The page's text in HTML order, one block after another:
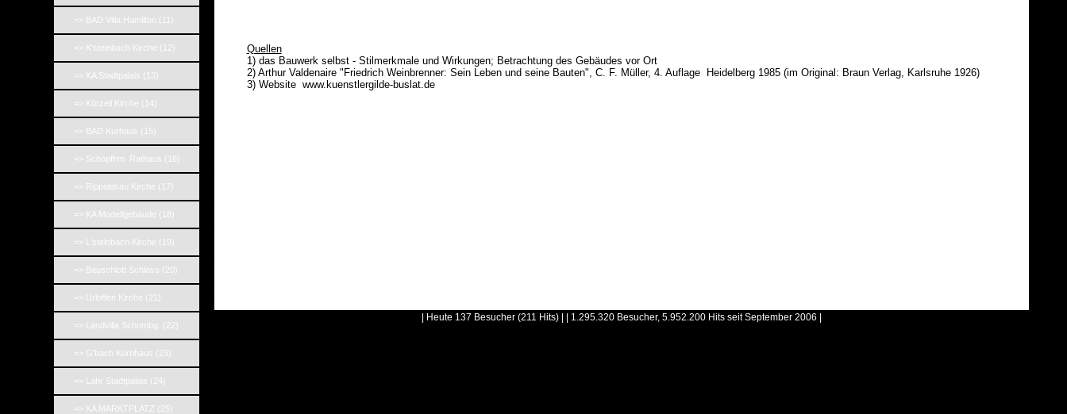
=> BAD Villa Hamilton (11)
=> K'steinbach Kirche (12)
=> KA Stadtpalais (13)
=> Kürzell Kirche (14)
=> BAD Kurhaus (15)
=> Schopfhm. Rathaus (16)
=> Rippoldsau Kirche (17)
=> KA Modellgebäude (18)
=> L'steinbach Kirche (19)
=> Bauschlott Schloss (20)
=> Urloffen Kirche (21)
=> Landvilla Schombg. (22)
=> G'bach Kornhaus (23)
=> Lahr Stadtpalais (24)
=> KA MARKTPLATZ (25)
Quellen
1) das Bauwerk selbst - Stilmerkmale und Wirkungen; Betrachtung des Gebäudes vor Ort
2) Arthur Valdenaire "Friedrich Weinbrenner: Sein Leben und seine Bauten", C. F. Müller, 4. Auflage Heidelberg 1985 (im Original: Braun Verlag, Karlsruhe 1926)
3) Website www.kuenstlergilde-buslat.de
| Heute 137 Besucher (211 Hits) | | 1.295.320 Besucher, 5.952.200 Hits seit September 2006 |